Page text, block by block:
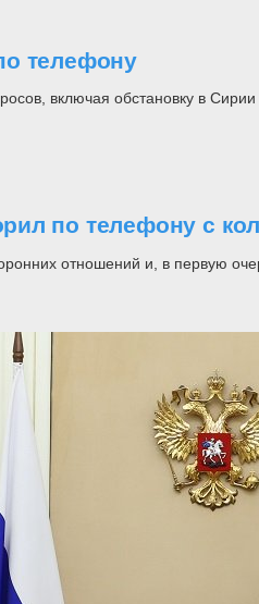
телефону
включая обстановку в
по телефону с
отношений и, в первую